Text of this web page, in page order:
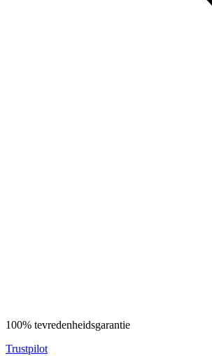
100% tevredenheidsgarantie
Trustpilot